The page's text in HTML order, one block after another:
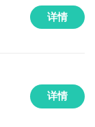
详情
详情